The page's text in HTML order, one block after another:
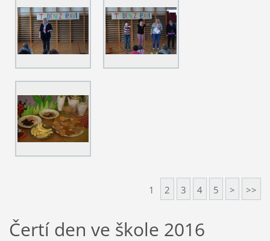
1 2 3 4 5 > >>
Čertí den ve škole 2016